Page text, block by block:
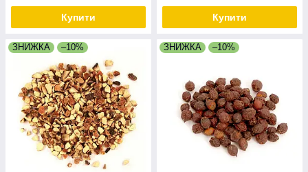
Купити Купити
ЗНИЖКА –10% ЗНИЖКА –10%